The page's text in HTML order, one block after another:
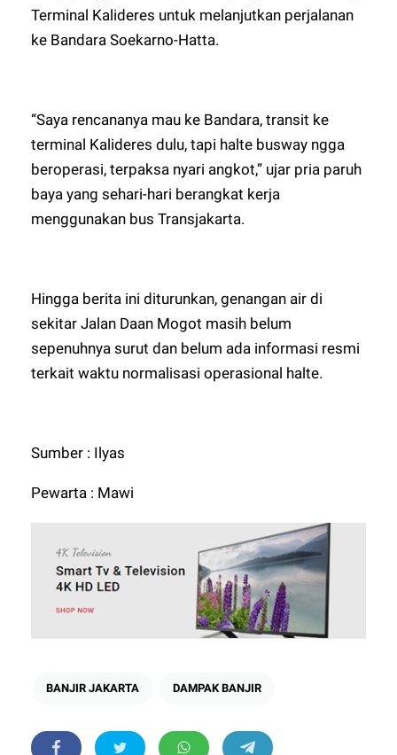
Terminal Kalideres untuk melanjutkan perjalanan
ke Bandara Soekarno-Hatta.
“Saya rencananya mau ke Bandara, transit ke
terminal Kalideres dulu, tapi halte busway ngga
beroperasi, terpaksa nyari angkot,” ujar pria paruh
baya yang sehari-hari berangkat kerja
menggunakan bus Transjakarta.
Hingga berita ini diturunkan, genangan air di
sekitar Jalan Daan Mogot masih belum
sepenuhnya surut dan belum ada informasi resmi
terkait waktu normalisasi operasional halte.
Sumber : Ilyas
Pewarta : Mawi
BANJIR JAKARTA DAMPAK BANJIR